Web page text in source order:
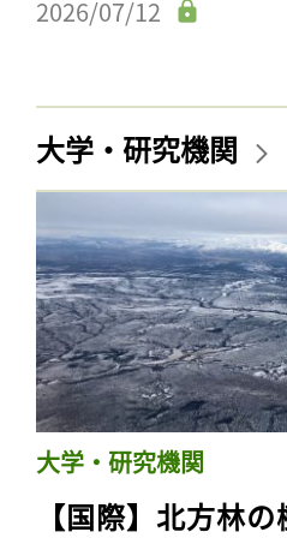
2026/07/12
大学・研究機関
大学・研究機関
【国際】北方林